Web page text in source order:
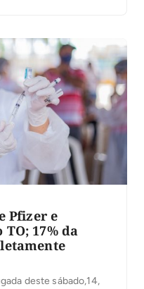
e mantiveram
do […]
Pfizer e
17% da
deste sábado,14,